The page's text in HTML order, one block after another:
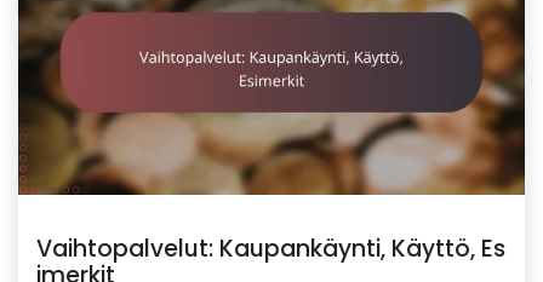
Vaihtopalvelut: Kaupankäynti, Käyttö, Es
imerkit